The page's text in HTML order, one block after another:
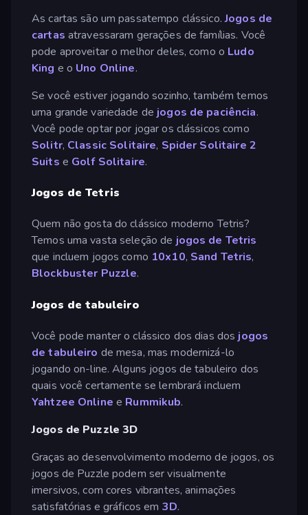
As cartas são um passatempo clássico.Jogos de
cartas atravessaram gerações de famílias. Você
pode aproveitar o melhor deles, como o Ludo
King e o Uno Online.
Se você estiver jogando sozinho, também temos
uma grande variedade de jogos de paciência.
Você pode optar por jogar os clássicos como
Solitr, Classic Solitaire, Spider Solitaire 2
Suits e Golf Solitaire.
Jogos de Tetris
Quem não gosta do clássico moderno Tetris?
Temos uma vasta seleção de jogos de Tetris
que incluem jogos como 10x10, Sand Tetris,
Blockbuster Puzzle.
Jogos de tabuleiro
Você pode manter o clássico dos dias dos jogos
de tabuleiro de mesa, mas modernizá-lo
jogando on-line. Alguns jogos de tabuleiro dos
quais você certamente se lembrará incluem
Yahtzee Online e Rummikub.
Jogos de Puzzle 3D
Graças ao desenvolvimento moderno de jogos, os
jogos de Puzzle podem ser visualmente
imersivos, com cores vibrantes, animações
satisfatórias e gráficos em 3D.